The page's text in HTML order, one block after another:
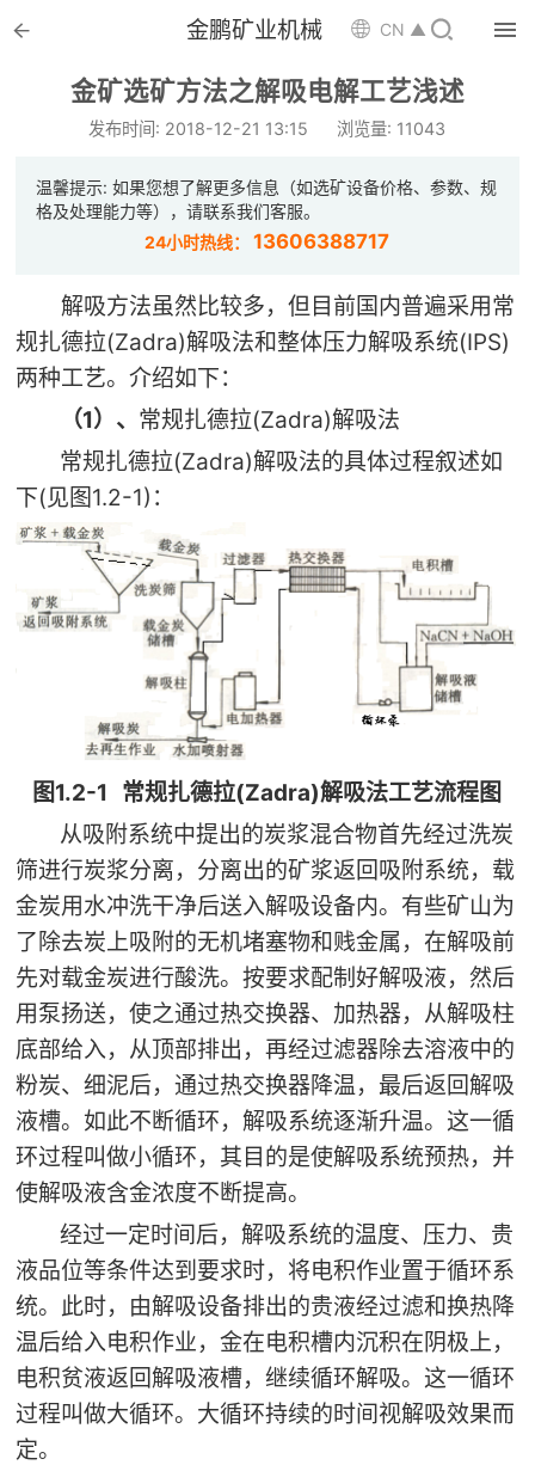
 金鹏矿业机械 CN ▲ 
金矿选矿方法之解吸电解工艺浅述
发布时间: 2018-12-21 13:15 浏览量: 11043
温馨提示: 如果您想了解更多信息（如选矿设备价格、参数、规
格及处理能力等），请联系我们客服。
24小时热线：13606388717
解吸方法虽然比较多，但目前国内普遍采用常
规扎德拉(Zadra)解吸法和整体压力解吸系统(IPS)
两种工艺。介绍如下：
（1）、 常规扎德拉(Zadra)解吸法
常规扎德拉(Zadra)解吸法的具体过程叙述如
下(见图1.2-1) ：
图1.2-1 常规扎德拉(Zadra)解吸法工艺流程图
从吸附系统中提出的炭浆混合物首先经过洗炭
筛进行炭浆分离，分离出的矿浆返回吸附系统，载
金炭用水冲洗干净后送入解吸设备内。有些矿山为
了除去炭上吸附的无机堵塞物和贱金属，在解吸前
先对载金炭进行酸洗。按要求配制好解吸液，然后
用泵扬送，使之通过热交换器、加热器，从解吸柱
底部给入，从顶部排出，再经过滤器除去溶液中的
粉炭、细泥后，通过热交换器降温，最后返回解吸
液槽。如此不断循环，解吸系统逐渐升温。这一循
环过程叫做小循环，其目的是使解吸系统预热，并
使解吸液含金浓度不断提高。
经过一定时间后，解吸系统的温度、压力、贵
液品位等条件达到要求时，将电积作业置于循环系
统。此时，由解吸设备排出的贵液经过滤和换热降
温后给入电积作业，金在电积槽内沉积在阴极上，
电积贫液返回解吸液槽，继续循环解吸。这一循环
过程叫做大循环。大循环持续的时间视解吸效果而
定。
首页
 选矿设备
 配件耗材

 选矿总包
 案例中心
 服务体系
 新闻中心
选矿实验室
关于金鹏
发展历程
专家团队
 联系我们